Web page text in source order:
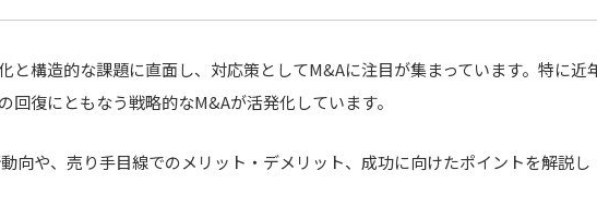
と構造的な課題に直面し、対応策としてM&Aに注目が集まっています。特に近
回復にともなう戦略的なM&Aが活発化しています。
向や、売り手目線でのメリット・デメリット、成功に向けたポイントを解説し